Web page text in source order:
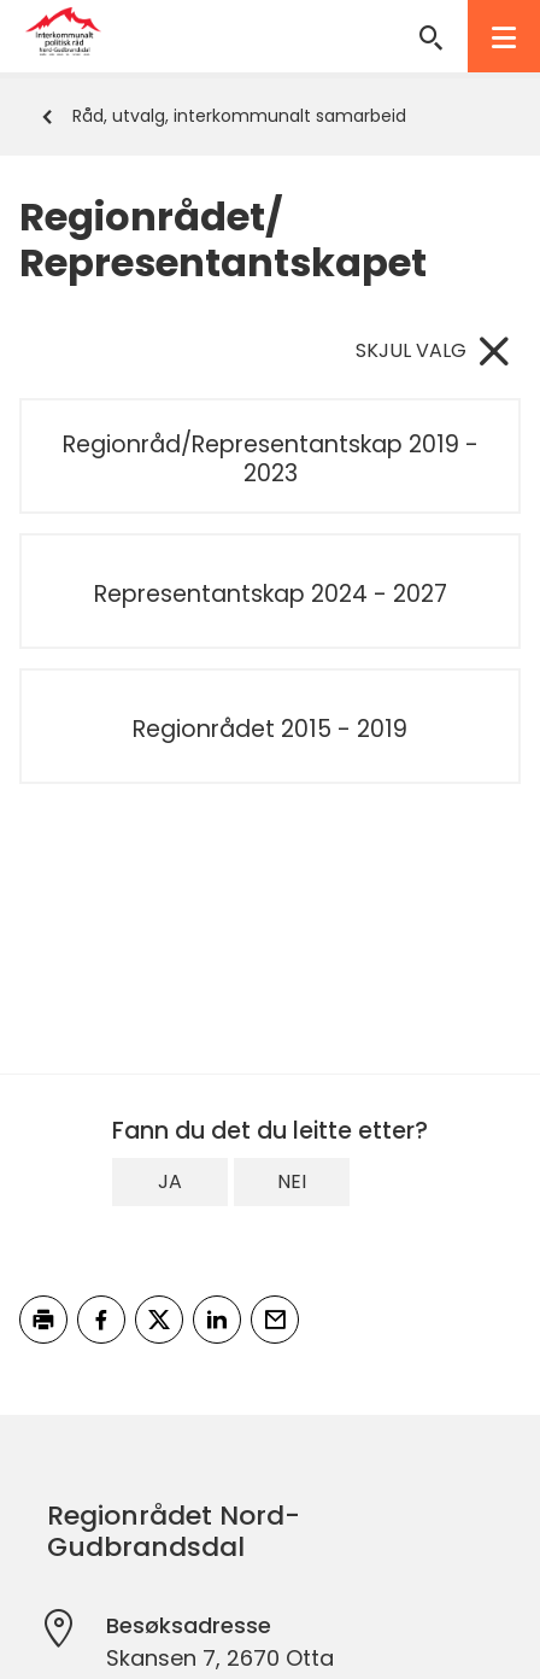
Interkommunalt
politisk
Nord-
Gudbrandsdal
Du
Råd, utvalg, interkommunalt samarbeid
Regionrådet/
Representantskapet
SKJUL VALG
Regionråd/Representantskap 2019 -
2023
Representantskap 2024 - 2027
Regionrådet 2015 - 2019
Fann du det du leitte etter?
JA NEI
Regionrådet Nord-
Gudbrandsdal
Besøksadresse
Skansen 7, 2670 Otta